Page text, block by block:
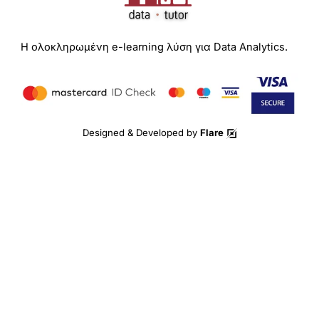
Η ολοκληρωμένη e-learning λύση για Data Analytics.
Designed & Developed by Flare